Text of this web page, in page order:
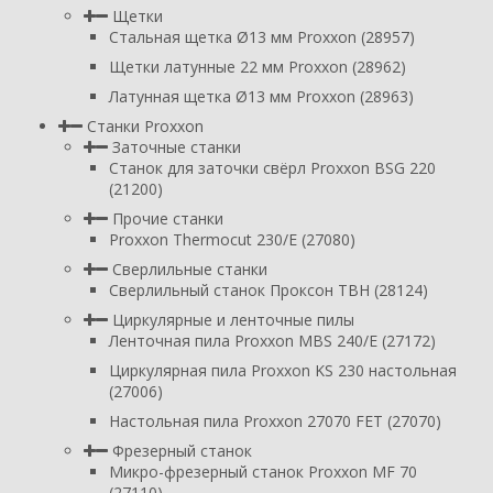
Щетки
Стальная щетка Ø13 мм Proxxon (28957)
Щетки латунные 22 мм Proxxon (28962)
Латунная щетка Ø13 мм Proxxon (28963)
Станки Proxxon
Заточные станки
Станок для заточки свёрл Proxxon BSG 220
(21200)
Прочие станки
Proxxon Thermocut 230/E (27080)
Сверлильные станки
Сверлильный станок Проксон TBH (28124)
Циркулярные и ленточные пилы
Ленточная пила Proxxon MBS 240/E (27172)
Циркулярная пила Proxxon KS 230 настольная
(27006)
Настольная пила Proxxon 27070 FET (27070)
Фрезерный станок
Микро-фрезерный станок Proxxon MF 70